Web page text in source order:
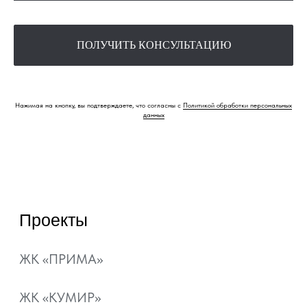
ПОЛУЧИТЬ КОНСУЛЬТАЦИЮ
Нажимая на кнопку, вы подтверждаете, что согласны с Политикой обработки персональных
данных
Военная ипотека
Ипотечный калькулятор